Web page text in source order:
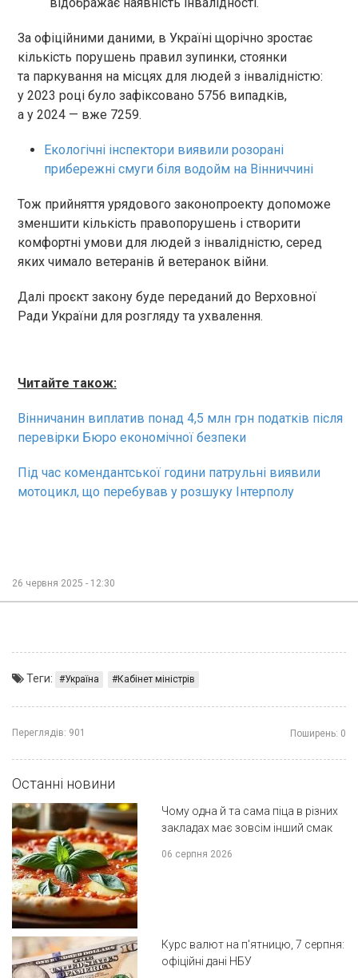
За офіційними даними, в Україні щорічно зростає
кількість порушень правил зупинки, стоянки
та паркування на місцях для людей з інвалідністю:
у 2023 році було зафіксовано 5756 випадків,
а у 2024 — вже 7259.
Екологічні інспектори виявили розорані
прибережні смуги біля водойм на Вінниччині
Тож прийняття урядового законопроекту допоможе
зменшити кількість правопорушень і створити
комфортні умови для людей з інвалідністю, серед
яких чимало ветеранів й ветеранок війни.
Далі проєкт закону буде переданий до Верховної
Ради України для розгляду та ухвалення.
Читайте також:
Вінничанин виплатив понад 4,5 млн грн податків після
перевірки Бюро економічної безпеки
Під час комендантської години патрульні виявили
мотоцикл, що перебував у розшуку Інтерполу
26 червня 2025 - 12:30
Теги: Україна Кабінет міністрів
Переглядів: 901 Поширень: 0
Останні новини
Чому одна й та сама піца в різних
закладах має зовсім інший смак
06 серпня 2026
Курс валют на п'ятницю, 7 серпня:
офіційні дані НБУ